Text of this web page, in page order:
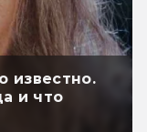
известно.
и что